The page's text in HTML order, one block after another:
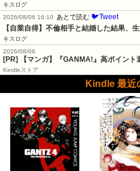
キスログ
2026/08/06 16:10
あとで読む 🐦Tweet
【自業自得】不倫相手と結婚した結果、
キスログ
2026/08/06
[PR] 【マンガ】『GANMA!』高ポイント
Kindleストア
Kindle 最近